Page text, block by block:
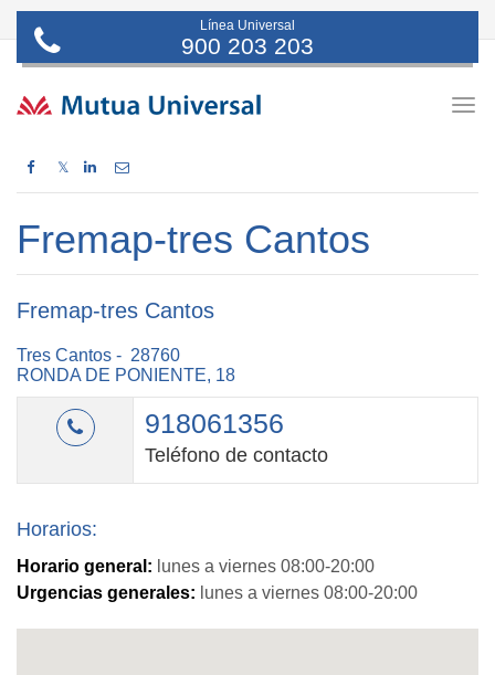
Línea Universal
900 203 203
𝕏
Fremap-tres Cantos
Fremap-tres Cantos
Tres Cantos - 28760
RONDA DE PONIENTE, 18
918061356
Teléfono de contacto
Horarios:
Horario general: lunes a viernes 08:00-20:00
Urgencias generales: lunes a viernes 08:00-20:00